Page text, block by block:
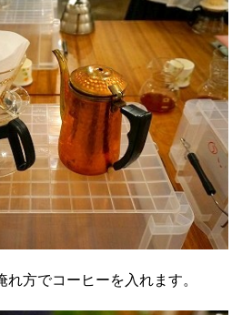
れ方でコーヒーを入れます。